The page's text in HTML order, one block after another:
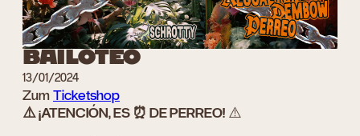
BAILOTEO
13/01/2024
ZumTicketshop
⚠️ ¡ATENCIÓN, ES ⏰ DE PERREO! ⚠️